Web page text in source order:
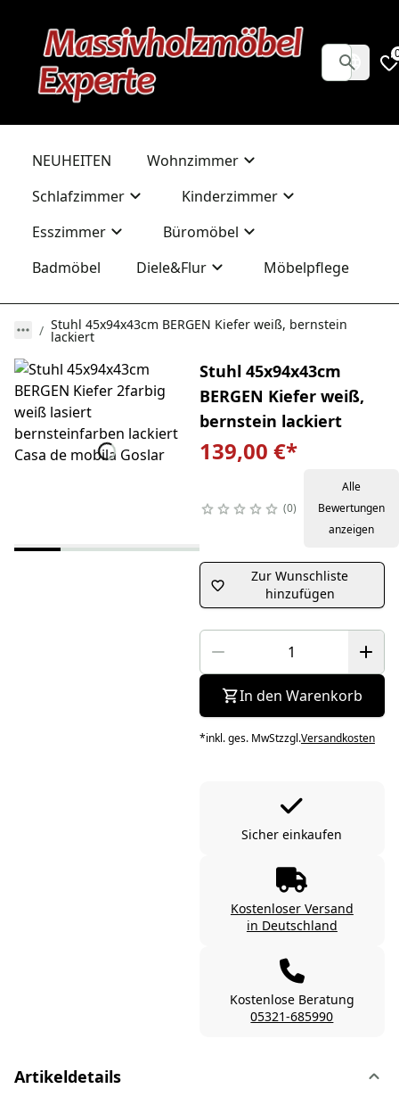
NEUHEITEN
Wohnzimmer
Schlafzimmer
Kinderzimmer
Esszimmer
Büromöbel
Badmöbel
Diele&Flur Möbelpflege
Stuhl 45x94x43cm BERGEN Kiefer weiß, bernstein
lackiert
Stuhl 45x94x43cm
BERGEN Kiefer weiß,
bernstein lackiert
139,00 €*
0
Alle
Bewertungen
anzeigen
Zur Wunschliste
hinzufügen
In den Warenkorb
*inkl. ges. MwStzzgl.Versandkosten
Sicher einkaufen
Kostenloser Versand
in Deutschland
Kostenlose Beratung
05321-685990
Artikeldetails